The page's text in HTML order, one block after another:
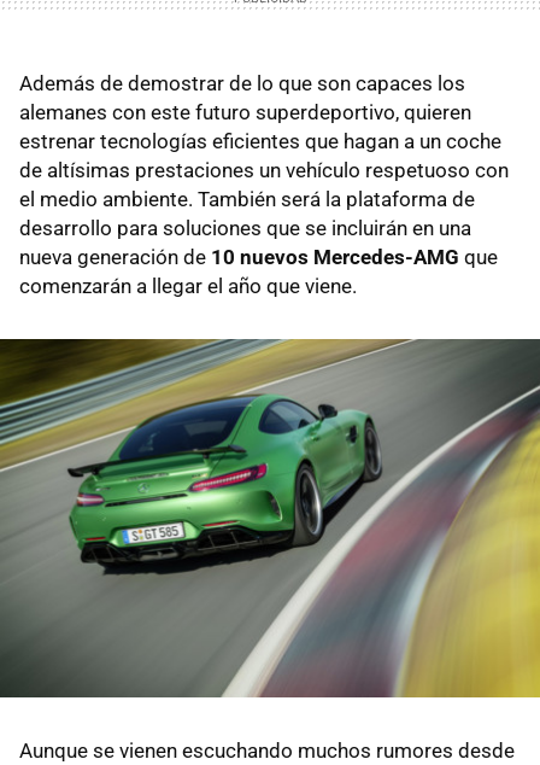
Además de demostrar de lo que son capaces los
alemanes con este futuro superdeportivo, quieren
estrenar tecnologías eficientes que hagan a un coche
de altísimas prestaciones un vehículo respetuoso con
el medio ambiente. También será la plataforma de
desarrollo para soluciones que se incluirán en una
nueva generación de 10 nuevos Mercedes-AMG que
comenzarán a llegar el año que viene.
Aunque se vienen escuchando muchos rumores desde